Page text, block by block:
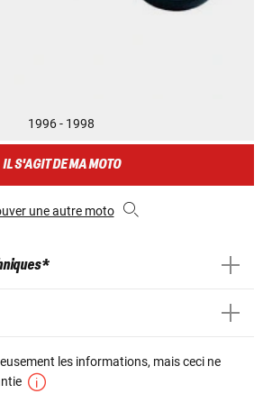
1996 - 1998
IL S'AGIT DE MA MOTO
une autre moto
*
les informations, mais ceci ne